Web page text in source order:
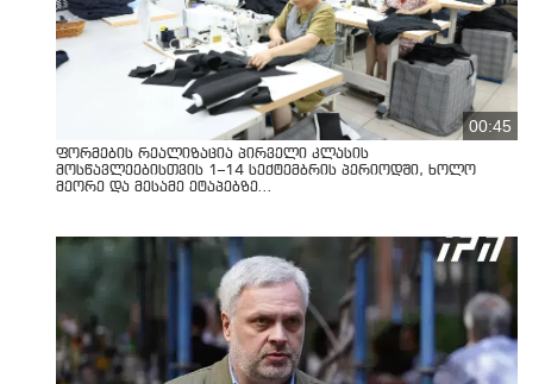
00:45
ფორმების რეალიზაცია პირველი კლასის
მოსწავლეებისთვის 1–14 სექტემბრის პერიოდში, ხოლო
მეორე და მესამე ეტაპებზე...